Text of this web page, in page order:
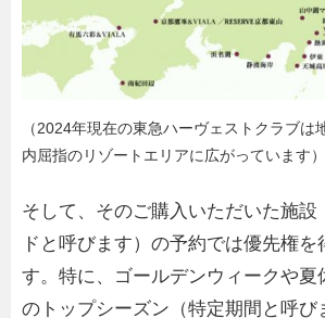
（2024年現在の東急ハーヴェストクラブは
内屈指のリゾートエリアに広がっています）
そして、そのご購入いただいた施設
ドと呼びます）の予約では優先権を
す。特に、ゴールデンウィークや夏
のトップシーズン（特定期間と呼び